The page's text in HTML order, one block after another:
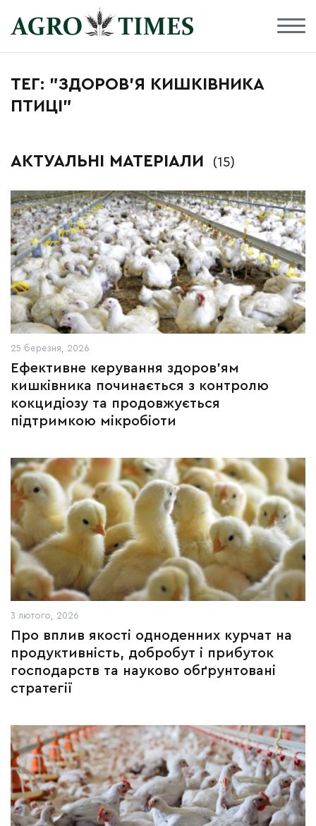
ТЕГ: "ЗДОРОВ’Я КИШКІВНИКА
ПТИЦІ"
АКТУАЛЬНІ МАТЕРІАЛИ (15)
25 березня, 2026
Ефективне керування здоров’ям
кишківника починається з контролю
кокцидіозу та продовжується
підтримкою мікробіоти
3 лютого, 2026
Про вплив якості одноденних курчат на
продуктивність, добробут і прибуток
господарств та науково обґрунтовані
стратегії